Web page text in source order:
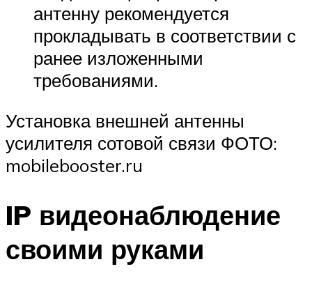
антенну рекомендуется
прокладывать в соответствии с
ранее изложенными
требованиями.
Установка внешней антенны
усилителя сотовой связи ФОТО:
mobilebooster.ru
IP видеонаблюдение
своими руками